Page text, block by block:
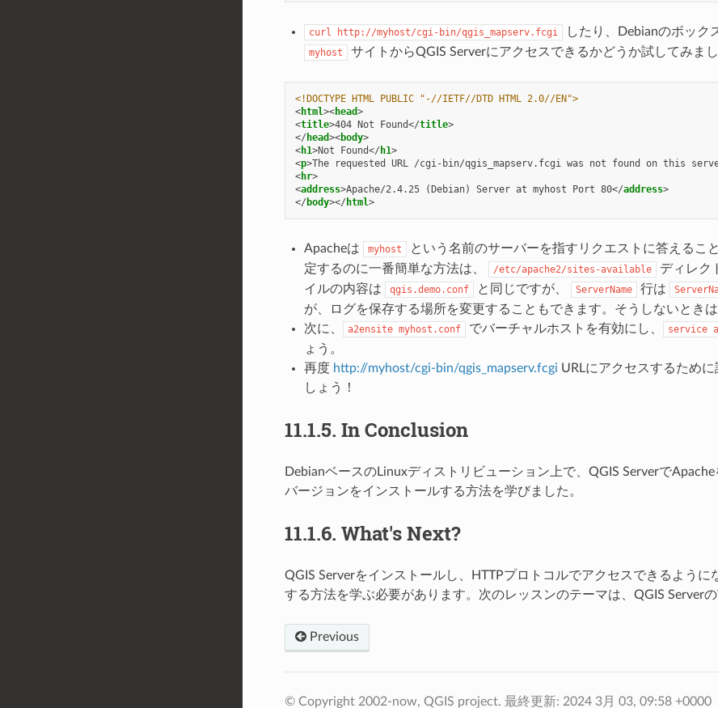
curl http://myhost/cgi-bin/qgis_mapserv.fcgi したり、Debianのボック
myhost サイトからQGIS Serverにアクセスできるかどうか試してみま
<!DOCTYPE HTML PUBLIC "-//IETF//DTD HTML 2.0//EN">
<html><head>
<title>404 Not Found</title>
</ head><body>
<h1>Not Found</ h1>
<p>The requested URL /cgi-bin/qgis_mapserv.fcgi was not found on this
<hr>
<address>Apache/2.4.25 (Debian) Server at myhost Port 80</address>
</ body></ html>
Apacheは myhost
という名前のサーバーを指すリクエストに答えるこ
定するのに一番簡単な方法は、
/etc/apache2/sites-available ディレク
イルの内容は
qgis.demo.conf と同じですが、 ServerName 行は
が、ログを保存する場所を変更することもできます。そうしないとき
次に、
a2ensite myhost.conf でバーチャルホストを有効にし、 service
ょう。
再度 http://myhost/cgi-bin/qgis_mapserv.fcgi URLにアクセスするため
しょう！
11.1.5. In Conclusion
DebianベースのLinuxディストリビューション上で、QGIS Serverで
バージョンをインストールする方法を学びました。
11.1.6. What's Next?
QGIS Serverをインストールし、HTTPプロトコルでアクセスできるよう
する方法を学ぶ必要があります。次のレッスンのテーマは、QGIS Server
Previous
© Copyright 2002-now, QGIS project. 最終更新: 2024 3月 03, 09:58 +0000